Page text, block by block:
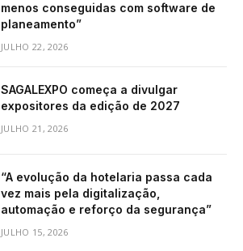
menos conseguidas com software de
planeamento”
JULHO 22, 2026
SAGALEXPO começa a divulgar
expositores da edição de 2027
JULHO 21, 2026
“A evolução da hotelaria passa cada
vez mais pela digitalização,
automação e reforço da segurança”
JULHO 15, 2026